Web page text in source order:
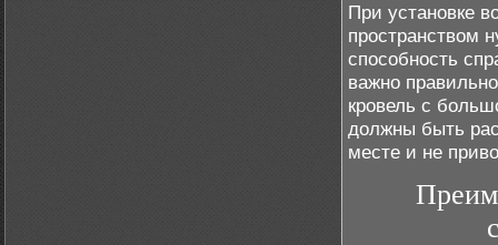
При установке
пространством
способность
важно
кровель с
должны быть
месте и не